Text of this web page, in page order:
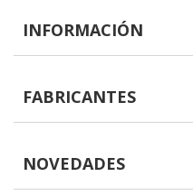
INFORMACIÓN
FABRICANTES
NOVEDADES